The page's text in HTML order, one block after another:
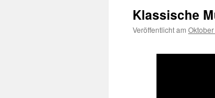
Klassische
Veröffentlicht am